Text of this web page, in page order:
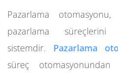
Pazarlama
pazarlama
sistemdir. Pazarlama
süreç